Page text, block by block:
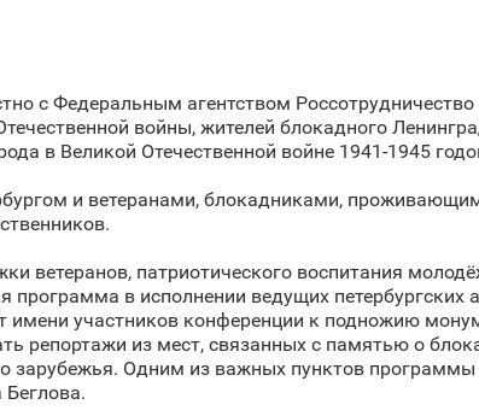
с Федеральным агентством
войны, жителей блокадного
в Великой Отечественной войне 1941-1945
и ветеранами, блокадниками,
ветеранов, патриотического воспитания
в исполнении ведущих петербургских
имени участников конференции к подножию
репортажи из мест, связанных с памятью о
зарубежья. Одним из важных пунктов
Беглова.